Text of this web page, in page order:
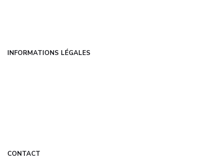
INFORMATIONS LÉGALES
CONTACT